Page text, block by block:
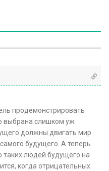
продемонстрировать
выбрана слишком уж
должны двигать мир
будущего. А теперь
таких людей будущего на
когда отрицательных